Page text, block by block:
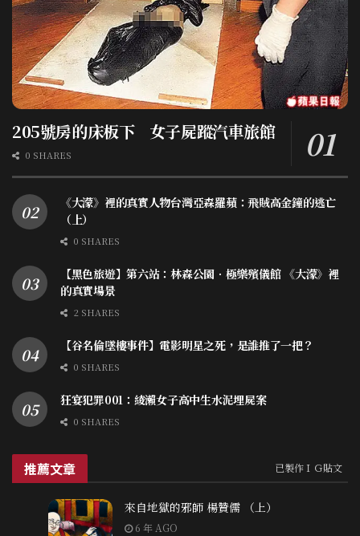
205號房的床板下 女子屍蹤汽車旅館
0 SHARES
《大濛》裡的真實人物台灣亞森羅蘋：飛賊高金鐘的逃亡
（上）
0 SHARES
【黑色旅遊】第六站：林森公園．極樂殯儀館 《大濛》裡
的真實場景
2 SHARES
【谷名倫墜樓事件】電影明星之死，是誰推了一把？
0 SHARES
狂宴犯罪001：綾瀨女子高中生水泥埋屍案
0 SHARES
推薦文章 已製作ＩＧ貼文
來自地獄的邪師 楊贊儒 （上）
6 年 AGO